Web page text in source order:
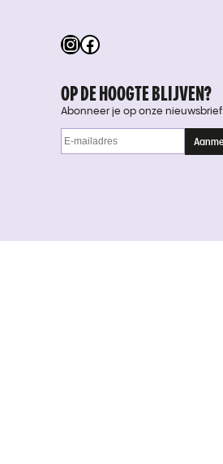
Instagram
Facebook
OP DE HOOGTE BLIJVEN?
Abonneer je op onze nieuwsbrief